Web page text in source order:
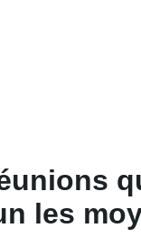
les